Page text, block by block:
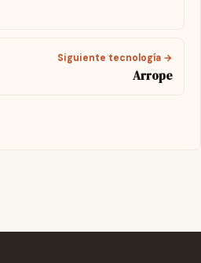
Siguiente tecnología →
Arrope